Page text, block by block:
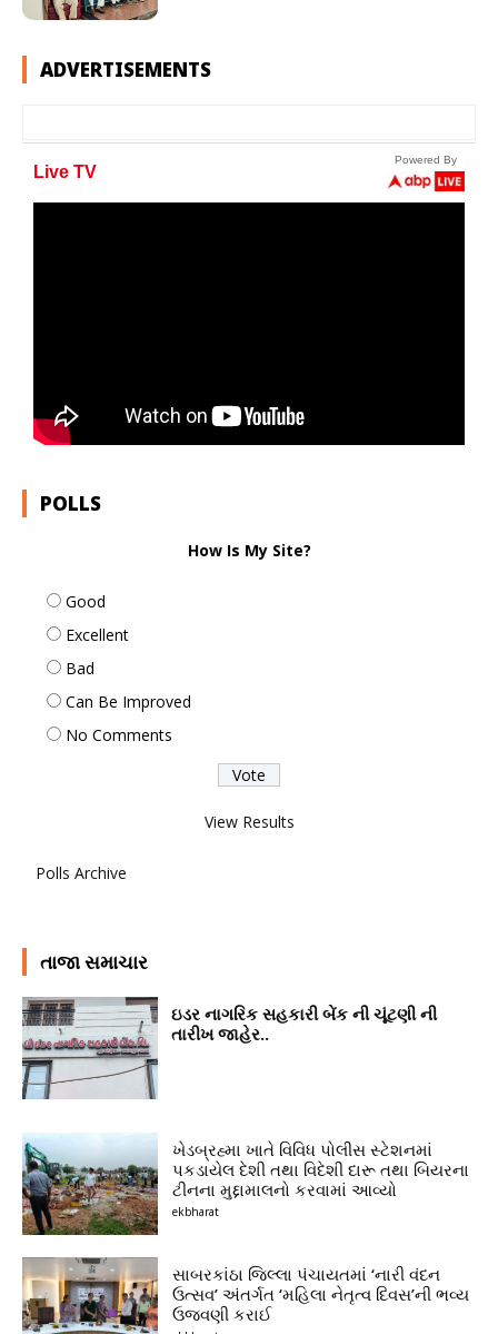
ADVERTISEMENTS
POLLS
How Is My Site?
Good
Excellent
Bad
Can Be Improved
No Comments
View Results
Polls Archive
તાજા સમાચાર
ઇડર નાગરિક સહકારી બેંક ની ચૂંટણી ની
તારીખ જાહેર..
ખેડબ્રહ્મા ખાતે વિવિધ પોલીસ સ્ટેશનમાં
પકડાયેલ દેશી તથા વિદેશી દારૂ તથા બિયરના
ટીનના મુદ્દામાલનો કરવામાં આવ્યો
ekbharat
સાબરકાંઠા જિલ્લા પંચાયતમાં ‘નારી વંદન
ઉત્સવ’ અંતર્ગત ‘મહિલા નેતૃત્વ દિવસ’ની ભવ્ય
ઉજવણી કરાઈ